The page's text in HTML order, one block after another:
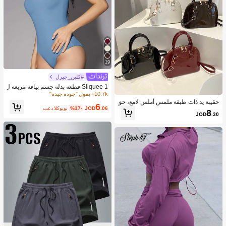
حقيبة يد ذات طبقة ملمس أملس لامع، حق
يبة كروس بسيطة للنساء للتنقل اليومي
JOD8.30
19
#كلين_جيرل
Silquee 1 قطعة بدلة جسم بياقة مربعة ل
ون سادة
10.7k+ يقول "جودة جيدة"
JOD6.06
%17- بعد الكوبون